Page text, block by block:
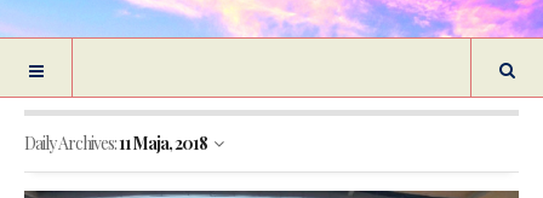
Daily Archives:11 Maja, 2018